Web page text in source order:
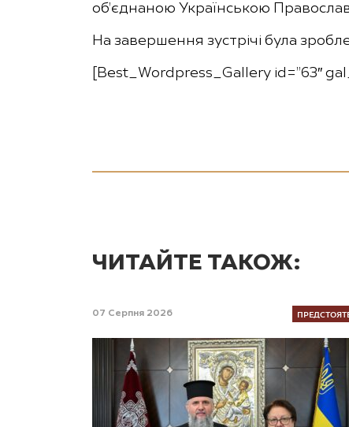
об’єднаною Українською
На завершення зустрічі була
[Best_Wordpress_Gallery id=”63″
ЧИТАЙТЕ ТАКОЖ:
07 Серпня 2026